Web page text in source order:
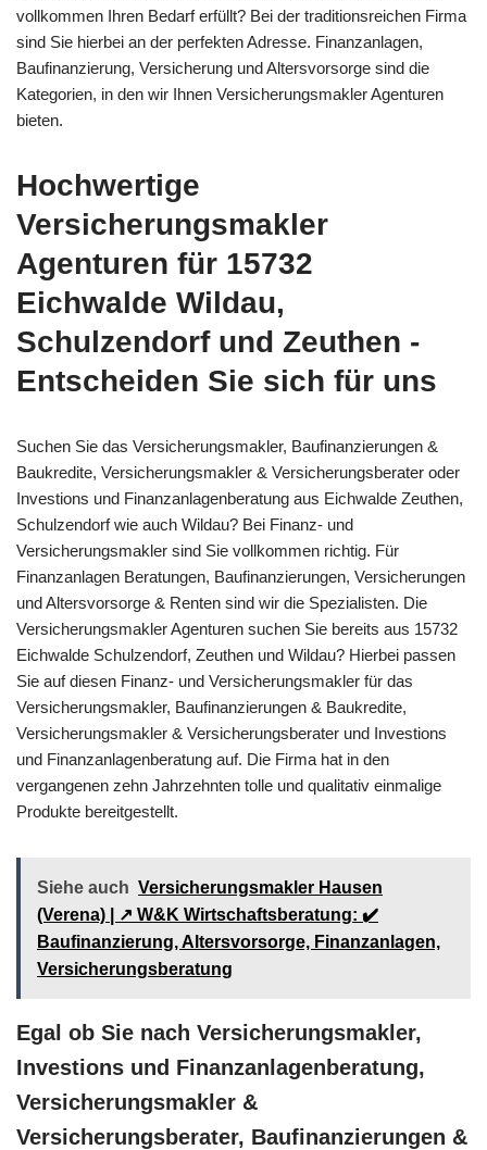
vollkommen Ihren Bedarf erfüllt? Bei der traditionsreichen Firma
sind Sie hierbei an der perfekten Adresse. Finanzanlagen,
Baufinanzierung, Versicherung und Altersvorsorge sind die
Kategorien, in den wir Ihnen Versicherungsmakler Agenturen
bieten.
Hochwertige
Versicherungsmakler
Agenturen für 15732
Eichwalde Wildau,
Schulzendorf und Zeuthen -
Entscheiden Sie sich für uns
Suchen Sie das Versicherungsmakler, Baufinanzierungen &
Baukredite, Versicherungsmakler & Versicherungsberater oder
Investions und Finanzanlagenberatung aus Eichwalde Zeuthen,
Schulzendorf wie auch Wildau? Bei Finanz- und
Versicherungsmakler sind Sie vollkommen richtig. Für
Finanzanlagen Beratungen, Baufinanzierungen, Versicherungen
und Altersvorsorge & Renten sind wir die Spezialisten. Die
Versicherungsmakler Agenturen suchen Sie bereits aus 15732
Eichwalde Schulzendorf, Zeuthen und Wildau? Hierbei passen
Sie auf diesen Finanz- und Versicherungsmakler für das
Versicherungsmakler, Baufinanzierungen & Baukredite,
Versicherungsmakler & Versicherungsberater und Investions
und Finanzanlagenberatung auf. Die Firma hat in den
vergangenen zehn Jahrzehnten tolle und qualitativ einmalige
Produkte bereitgestellt.
Siehe auch Versicherungsmakler Hausen
(Verena) | ↗️ W&K Wirtschaftsberatung: ✔️
Baufinanzierung, Altersvorsorge, Finanzanlagen,
Versicherungsberatung
Egal ob Sie nach Versicherungsmakler,
Investions und Finanzanlagenberatung,
Versicherungsmakler &
Versicherungsberater, Baufinanzierungen &